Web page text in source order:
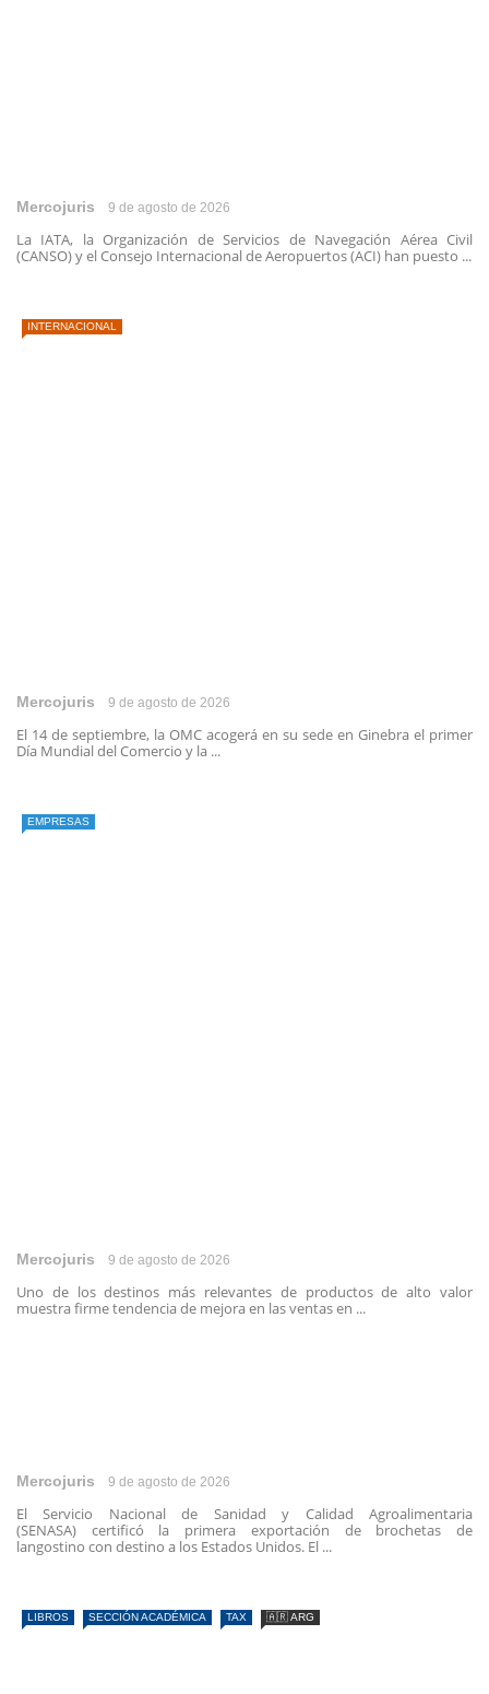
Mercojuris 9 de agosto de 2026
La IATA, la Organización de Servicios de Navegación Aérea Civil
(CANSO) y el Consejo Internacional de Aeropuertos (ACI) han puesto ...
INTERNACIONAL
Mercojuris 9 de agosto de 2026
El 14 de septiembre, la OMC acogerá en su sede en Ginebra el primer
Día Mundial del Comercio y la ...
EMPRESAS
Mercojuris 9 de agosto de 2026
Uno de los destinos más relevantes de productos de alto valor
muestra firme tendencia de mejora en las ventas en ...
Mercojuris 9 de agosto de 2026
El Servicio Nacional de Sanidad y Calidad Agroalimentaria
(SENASA) certificó la primera exportación de brochetas de
langostino con destino a los Estados Unidos. El ...
LIBROS SECCIÓN ACADÉMICA TAX 🇦🇷 ARG